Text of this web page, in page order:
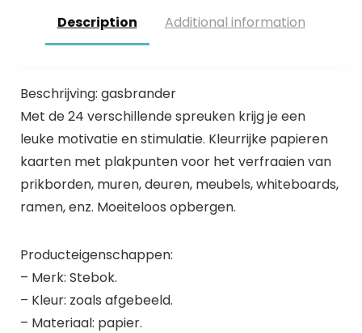
Description Additional information
Beschrijving: gasbrander
Met de 24 verschillende spreuken krijg je een
leuke motivatie en stimulatie. Kleurrijke papieren
kaarten met plakpunten voor het verfraaien van
prikborden, muren, deuren, meubels, whiteboards,
ramen, enz. Moeiteloos opbergen.
Producteigenschappen:
– Merk: Stebok.
– Kleur: zoals afgebeeld.
– Materiaal: papier.